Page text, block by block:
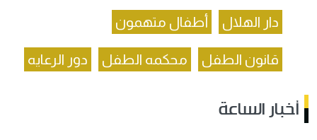
دار الهلال أطفال متهمون
قانون الطفل محكمه الطفل دور الرعايه
أخبار الساعة